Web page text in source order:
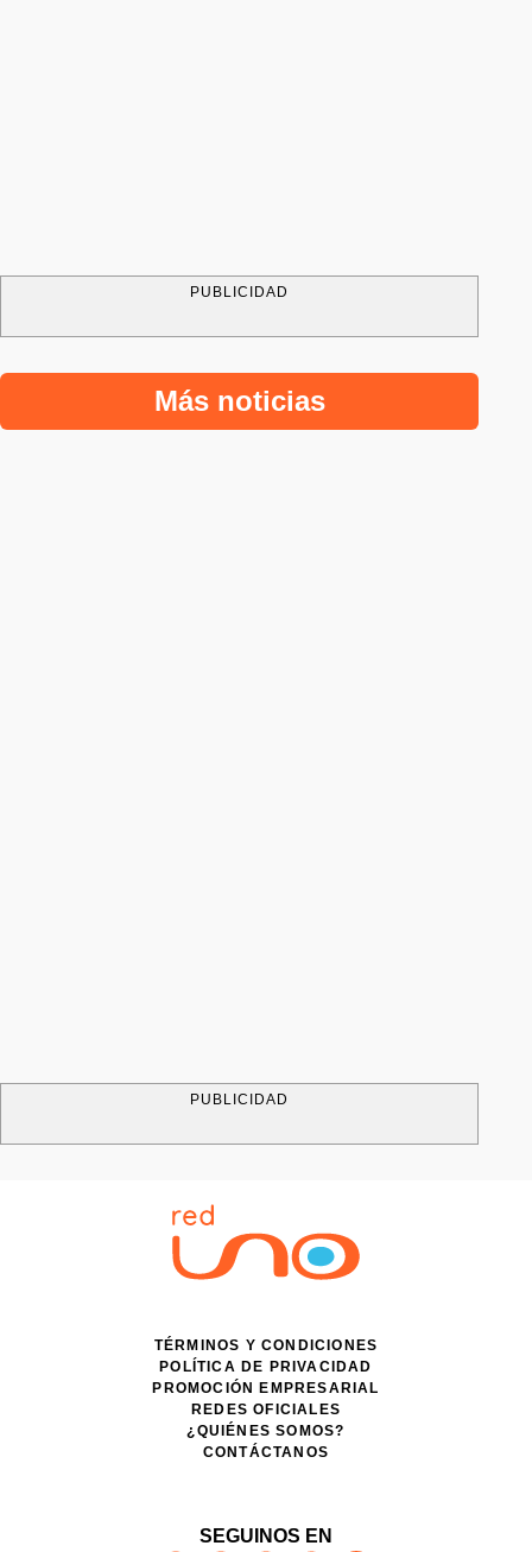
PUBLICIDAD
Más noticias
PUBLICIDAD
TÉRMINOS Y CONDICIONES
POLÍTICA DE PRIVACIDAD
PROMOCIÓN EMPRESARIAL
REDES OFICIALES
¿QUIÉNES SOMOS?
CONTÁCTANOS
SEGUINOS EN